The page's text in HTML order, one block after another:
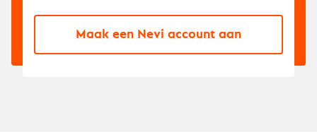
Maak een Nevi account aan